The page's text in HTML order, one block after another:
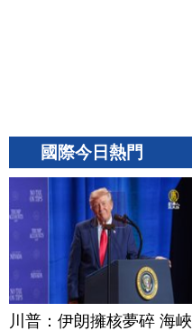
國際今日熱門
川普：伊朗擁核夢碎 海峽